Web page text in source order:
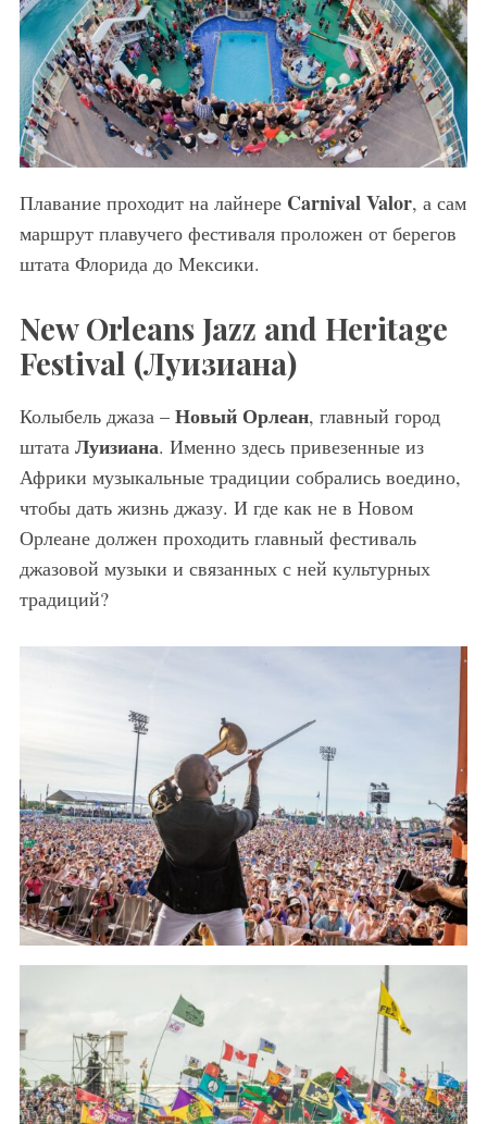
Плавание проходит на лайнере Carnival Valor, а сам
маршрут плавучего фестиваля проложен от берегов
штата Флорида до Мексики.
New Orleans Jazz and Heritage
Festival (Луизиана)
Колыбель джаза – Новый Орлеан, главный город
штата Луизиана. Именно здесь привезенные из
Африки музыкальные традиции собрались воедино,
чтобы дать жизнь джазу. И где как не в Новом
Орлеане должен проходить главный фестиваль
джазовой музыки и связанных с ней культурных
традиций?